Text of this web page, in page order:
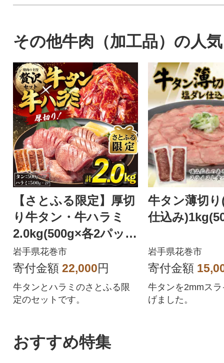
その他牛肉（加工品）の人
【さとふる限定】厚切
り牛タン・牛ハラミ
2.0kg(500g×各2パッ
ク)
岩手県花巻市
寄付金額 22,000円
牛タンとハラミのさとふる限
定のセットです。
牛タン薄切
仕込み
岩手県花巻市
寄付金額
牛タンを2mmス
げました。
おすすめ特集